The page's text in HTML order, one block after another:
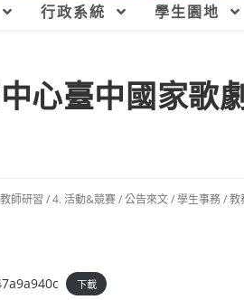
行政系統 學生園地
心臺中國家歌
師研習 /4. 活動&競賽/公告來文/學生事務/教
下載